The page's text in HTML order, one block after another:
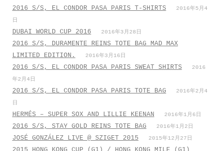
2016 S/S, EL CONDOR PASA PARIS T-SHIRTS
2016年5月4
日
DUBAI WORLD CUP 2016 2016年3月28日
2016 S/S, DURAMENTE REINS TOTE BAG MAD MAX
LIMITED EDITION.
2016年3月16日
2016 S/S, EL CONDOR PASA PARIS SWEAT SHIRTS
2016
年2月4日
2016 S/S, EL CONDOR PASA PARIS TOTE BAG
2016年2月4
日
HERMÉS – SUPER SOX AND LILLIE KEENAN 2016年1月6日
2016 S/S, STAY GOLD REINS TOTE BAG 2016年1月2日
JOSÉ GONZÁLEZ LIVE @ SZIGET 2015 2015年12月27日